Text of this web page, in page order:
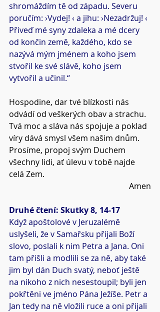
shromáždím tě od západu. Severu
poručím: ›Vydej! ‹ a jihu: ›Nezadržuj! ‹
Přiveď mé syny zdaleka a mé dcery
od končin země, každého, kdo se
nazývá mým jménem a koho jsem
stvořil ke své slávě, koho jsem
vytvořil a učinil.“
Hospodine, dar tvé blízkosti nás
odvádí od veškerých obav a strachu.
Tvá moc a sláva nás spojuje a poklad
víry dává smysl všem našim dnům.
Prosíme, propoj svým Duchem
všechny lidi, ať úlevu v tobě najde
celá Zem.
Amen
Druhé čtení: Skutky 8, 14-17
Když apoštolové v Jeruzalémě
uslyšeli, že v Samařsku přijali Boží
slovo, poslali k nim Petra a Jana. Oni
tam přišli a modlili se za ně, aby také
jim byl dán Duch svatý, neboť ještě
na nikoho z nich nesestoupil; byli jen
pokřtěni ve jméno Pána Ježíše. Petr a
Jan tedy na ně vložili ruce a oni přijali